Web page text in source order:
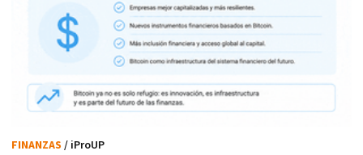
FINANZAS / iProUP